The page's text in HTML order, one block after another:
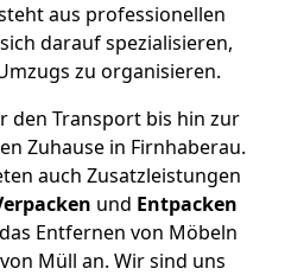
aus professionellen
darauf spezialisieren,
zu organisieren.
den Transport bis hin zur
Zuhause in Firnhaberau.
auch Zusatzleistungen
und Entpacken
Entfernen von Möbeln
Müll an. Wir sind uns